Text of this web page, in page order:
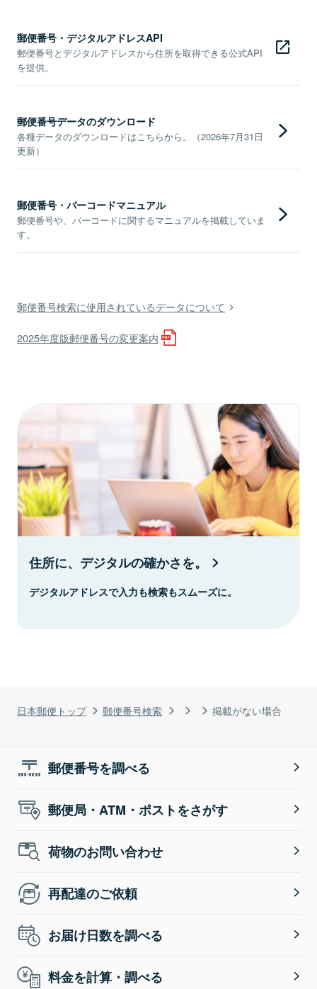
日本郵便トップ 郵便番号検索 掲載がない場合
郵便番号・デジタルアドレスAPI
郵便番号とデジタルアドレスから住所を取得できる公式API
を提供。
郵便番号データのダウンロード
各種データのダウンロードはこちらから。（2026年7月31日
更新）
郵便番号・バーコードマニュアル
郵便番号や、バーコードに関するマニュアルを掲載していま
す。
郵便番号検索に使用されているデータについて
2025年度版郵便番号の変更案内
住所に、デジタルの確かさを。
デジタルアドレスで入力も検索もスムーズに。
郵便番号を調べる
郵便局・ATM・ポストをさがす
荷物のお問い合わせ
再配達のご依頼
お届け日数を調べる
料金を計算・調べる